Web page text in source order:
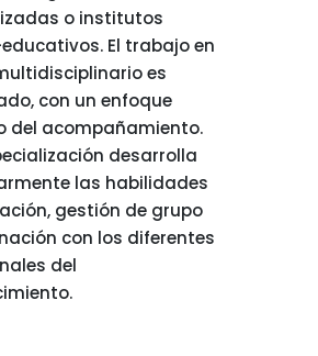
o institutos
El trabajo en
es
con un enfoque
del acompañamiento.
desarrolla
las habilidades
gestión de grupo
con los diferentes
del